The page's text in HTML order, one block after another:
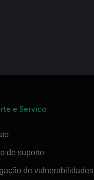
e Serviço
de suporte
de vulnerabilidades